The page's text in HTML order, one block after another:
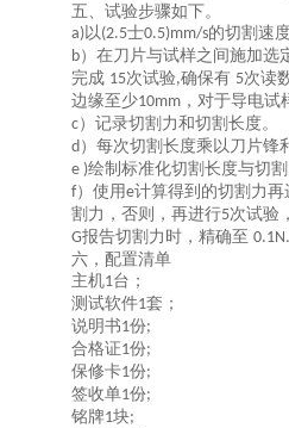
五、试验步骤如下。
a)以(2.5士0.5)mm/s的切割速
b）在刀片与试样之间施加
完成 15次试验,确保有 5次读
边缘至少10mm ，对于导电
c）记录切割力和切割长度。
d）每次切割长度乘以刀片锋
e )绘制标准化切割长度与切
f）使用e计算得到的切割力
割力，否则，再进行5次试验
G报告切割力时，精确至 0.1N.
六，配置清单
主机1台；
测试软件1套；
说明书1份;
合格证1份;
保修卡1份;
签收单1份;
铭牌1块;